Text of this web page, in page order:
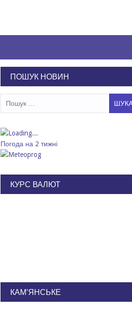
ПОШУК НОВИН
Погода на 2 тижні
КУРС ВАЛЮТ
КАМ'ЯНСЬКЕ